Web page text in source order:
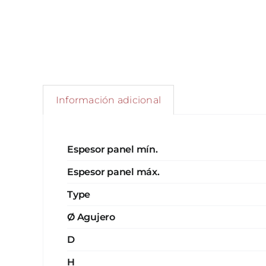
Información adicional
Espesor panel mín.
Espesor panel máx.
Type
Ø Agujero
D
H